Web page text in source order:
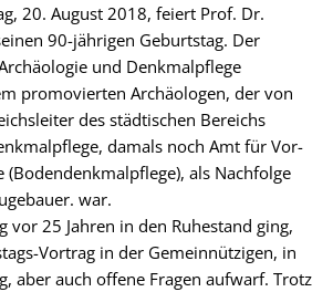
20. August 2018, feiert Prof. Dr.
90-jährigen Geburtstag. Der
und Denkmalpflege
promovierten Archäologen, der von
des städtischen Bereichs
damals noch Amt für Vor-
(Bodendenkmalpflege), als Nachfolge
war.
vor 25 Jahren in den Ruhestand ging,
Vortrag in der Gemeinnützigen, in
aber auch offene Fragen aufwarf. Trotz